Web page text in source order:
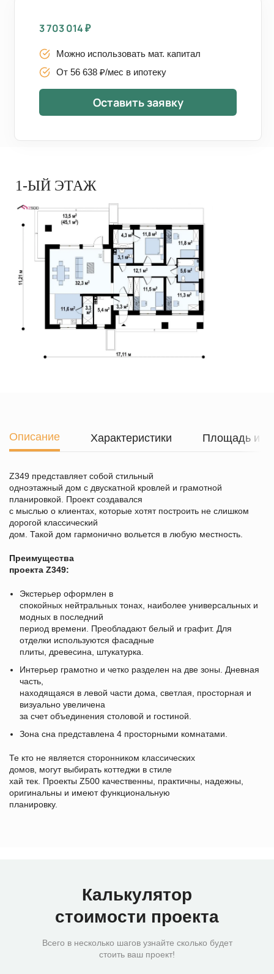
3 703 014₽
Можно использовать мат. капитал
От 56 638 ₽/мес в ипотеку
Оставить заявку
1-ЫЙ ЭТАЖ
Описание Характеристики Площадь и
Z349 представляет собой стильный
одноэтажный дом с двускатной кровлей и грамотной
планировкой. Проект создавался
с мыслью о клиентах, которые хотят построить не слишком
дорогой классический
дом. Такой дом гармонично вольется в любую местность.
Преимущества
проекта Z349:
Экстерьер оформлен в
спокойных нейтральных тонах, наиболее универсальных и
модных в последний
период времени. Преобладают белый и графит. Для
отделки используются фасадные
плиты, древесина, штукатурка.
Интерьер грамотно и четко разделен на две зоны. Дневная
часть,
находящаяся в левой части дома, светлая, просторная и
визуально увеличена
за счет объединения столовой и гостиной.
Зона сна представлена 4 просторными комнатами.
Те кто не является сторонником классических
домов, могут выбирать коттеджи в стиле
хай тек. Проекты Z500 качественны, практичны, надежны,
оригинальны и имеют функциональную
планировку.
Калькулятор
стоимости проекта
Всего в несколько шагов узнайте сколько будет
стоить ваш проект!